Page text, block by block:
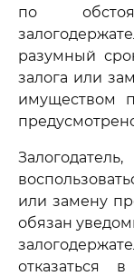
по
разумный
залога или
имуществом
или замену
обязан
отказаться